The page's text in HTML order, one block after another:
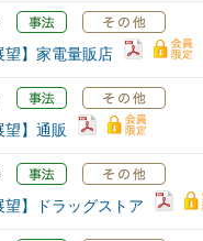
望】家電量販店
望】通販
望】ドラッグストア